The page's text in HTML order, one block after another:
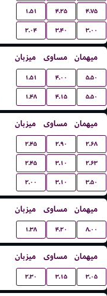
۱.۵۱ ۴.۲۵ ۴.۷۵
۲.۰۴ ۳.۴۰ ۳.۰۰
میزبان مساوی میهمان
۱.۵۱ ۴.۰۰ ۵.۵۰
۱.۴۸ ۴.۱۵ ۵.۵۰
میزبان مساوی میهمان
۲.۴۵ ۲.۹۰ ۲.۶۸
۲.۴۵ ۳.۱۰ ۲.۶۳
۲.۰۰ ۳.۱۰ ۳.۵۰
میزبان مساوی میهمان
۱.۳۸ ۴.۲۰ ۸.۰۰
میزبان مساوی میهمان
۲.۳۰ ۳.۱۵ ۳.۰۵